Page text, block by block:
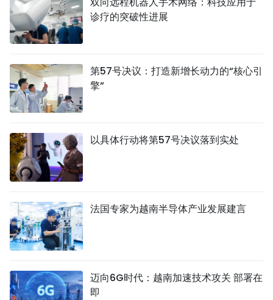
诊疗的突破性进展
第57号决议：打造新增长动力的“核心引
擎”
以具体行动将第57号决议落到实处
法国专家为越南半导体产业发展建言
迈向6G时代：越南加速技术攻关 部署在
即